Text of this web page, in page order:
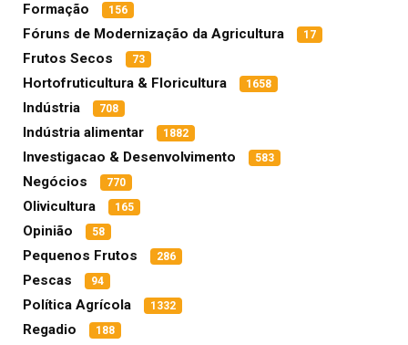
Formação 156
Fóruns de Modernização da Agricultura 17
Frutos Secos 73
Hortofruticultura & Floricultura 1658
Indústria 708
Indústria alimentar 1882
Investigacao & Desenvolvimento 583
Negócios 770
Olivicultura 165
Opinião 58
Pequenos Frutos 286
Pescas 94
Política Agrícola 1332
Regadio 188